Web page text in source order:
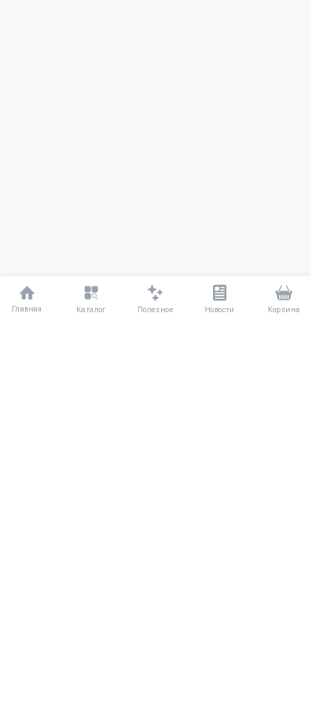
Главная Каталог Полезное Новости Корзина